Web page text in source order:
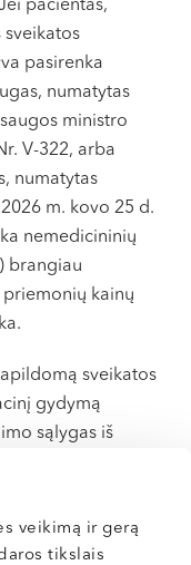
veikimą ir gerą
tikslais
pacientas,
sveikatos
pasirenka
numatytas
ministro
V-322, arba
numatytas
m. kovo 25 d.
nemedicininių
brangiau
kainų
sveikatos
gydymą
sąlygas iš
teiraukitės